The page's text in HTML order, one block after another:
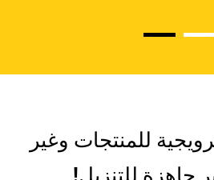
للمنتجات وغير